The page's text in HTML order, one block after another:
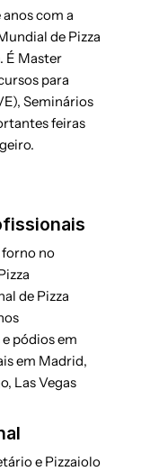
com a
de Pizza
É Master
para
Seminários
feiras
forno no
de Pizza
pódios em
em Madrid,
Las Vegas
e Pizzaiolo